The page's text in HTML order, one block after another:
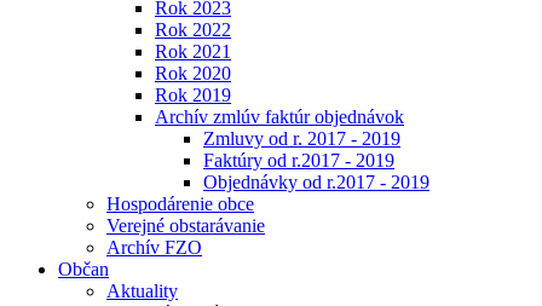
Rok 2023
Rok 2022
Rok 2021
Rok 2020
Rok 2019
Archív zmlúv faktúr objednávok
Zmluvy od r. 2017 - 2019
Faktúry od r.2017 - 2019
Objednávky od r.2017 - 2019
Hospodárenie obce
Verejné obstarávanie
Archív FZO
Občan
Aktuality